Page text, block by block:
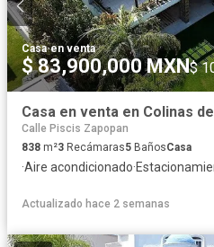
Casa·en venta
$ 83,900,000 MXN$
Casa en venta en Colinas
Calle Piscis Zapopan
838 m²3 Recámaras5 BañosCasa
·Aire acondicionado·
Actualizado hace 2 semanas